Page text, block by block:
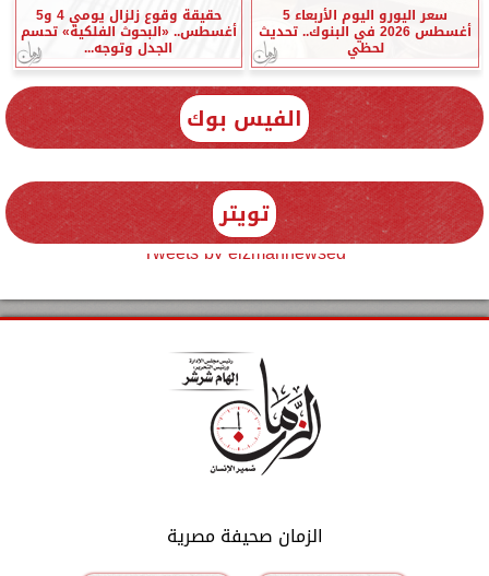
سعر اليورو اليوم الأربعاء 5
أغسطس 2026 في البنوك.. تحديث
لحظي
حقيقة وقوع زلزال يومي 4 و5
أغسطس.. «البحوث الفلكية» تحسم
الجدل وتوجه...
الفيس بوك
تويتر
Tweets by elzmannewseg
الزمان صحيفة مصرية